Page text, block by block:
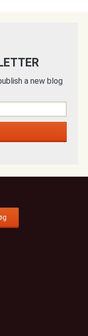
a new blog